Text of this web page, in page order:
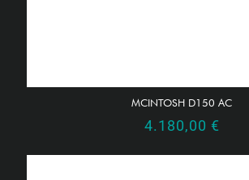
MCINTOSH D150 AC
4.180,00 €